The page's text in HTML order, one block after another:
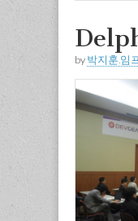
by 박지훈.임